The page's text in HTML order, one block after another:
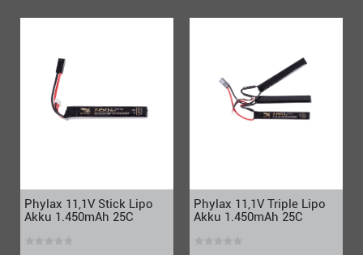
Phylax 11,1V Stick Lipo
Akku 1.450mAh 25C
Phylax 11,1V Triple Lipo
Akku 1.450mAh 25C